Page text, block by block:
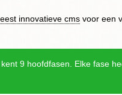
innovatieve cmsvoor een
9 hoofdfasen. Elke fase